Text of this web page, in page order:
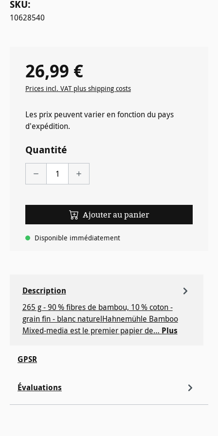
SKU:
10628540
Prix régulier :
26,99 €
Prices incl. VAT plus shipping costs
Les prix peuvent varier en fonction du pays
d'expédition.
Quantité
Ajouter au panier
Disponible immédiatement
Description
265 g - 90 % fibres de bambou, 10 % coton -
grain fin - blanc naturelHahnemühle Bamboo
Mixed-media est le premier papier de… Plus
GPSR
Évaluations